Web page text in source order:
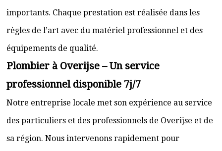
importants. Chaque prestation est réalisée dans les
règles de l’art avec du matériel professionnel et des
équipements de qualité.
Plombier à Overijse – Un service
professionnel disponible 7j/7
Notre entreprise locale met son expérience au service
des particuliers et des professionnels de Overijse et de
sa région. Nous intervenons rapidement pour